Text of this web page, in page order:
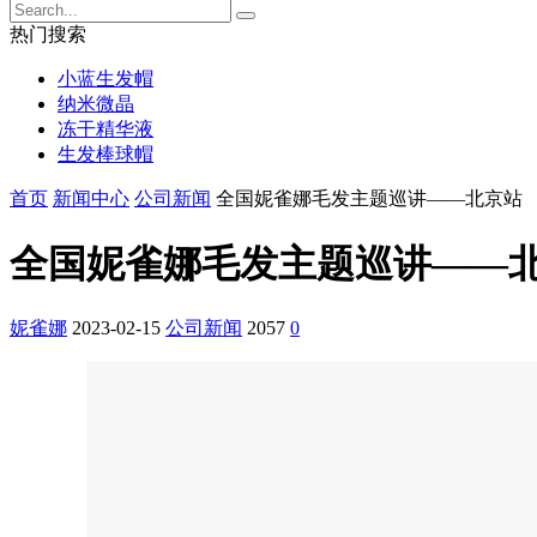
热门搜索
小蓝生发帽
纳米微晶
冻干精华液
生发棒球帽
首页 新闻中心 公司新闻 全国妮雀娜毛发主题巡讲——北京站
全国妮雀娜毛发主题巡讲——
妮雀娜 2023-02-15 公司新闻 2057 0